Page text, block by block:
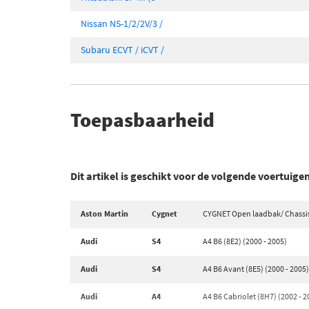
Nissan NS-1/2/2V/3 /
Subaru ECVT / iCVT /
Toepasbaarheid
Dit artikel is geschikt voor de volgende
Aston Martin Cygnet CYGNET Open laadbak/
Audi S4 A4 B6 (8E2) (2000 - 2005)
Audi S4 A4 B6 Avant (8E5) (2000 - 2005)
Audi A4 A4 B6 Cabriolet (8H7) (2002 -